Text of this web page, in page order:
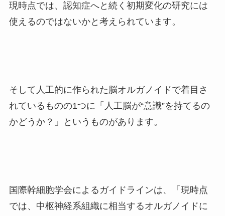
現時点では、認知症へと続く初期変化の研究には
使えるのではないかと考えられています。
そして人工的に作られた脳オルガノイドで着目さ
れているものの1つに「人工脳が“意識”を持てるの
かどうか？」というものがあります。
国際幹細胞学会によるガイドラインは、「現時点
では、中枢神経系組織に相当するオルガノイドに